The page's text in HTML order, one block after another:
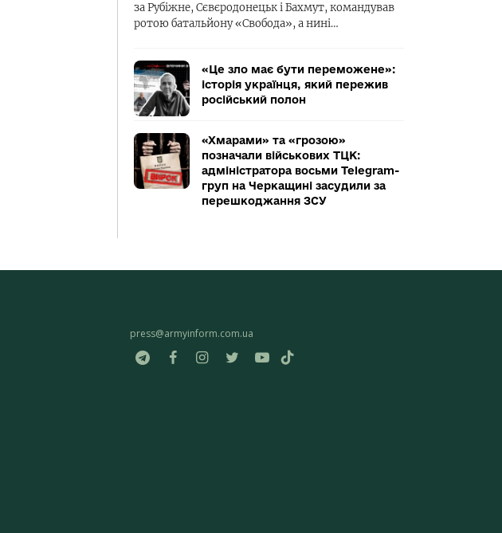
за Рубіжне, Сєвєродонецьк і Бахмут, командував
ротою батальйону «Свобода», а нині…
«Це зло має бути переможене»:
історія українця, який пережив
російський полон
«Хмарами» та «грозою»
позначали військових ТЦК:
адміністратора восьми Telegram-
груп на Черкащині засудили за
перешкоджання ЗСУ
press@armyinform.com.ua